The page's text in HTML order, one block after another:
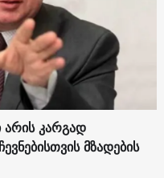
არის კარგად
მზადების